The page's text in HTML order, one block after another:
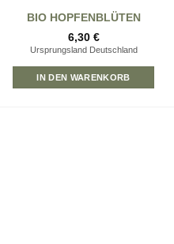
BIO HOPFENBLÜTEN
6,30 €
Ursprungsland Deutschland
IN DEN WARENKORB